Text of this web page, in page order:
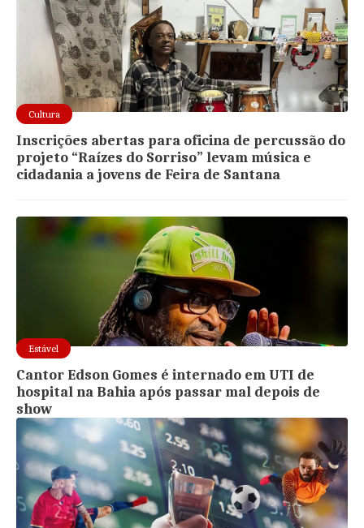
Cultura
Inscrições abertas para oficina de percussão do
projeto “Raízes do Sorriso” levam música e
cidadania a jovens de Feira de Santana
Estável
Cantor Edson Gomes é internado em UTI de
hospital na Bahia após passar mal depois de
show